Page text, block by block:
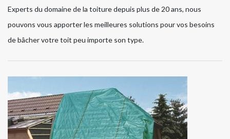
Experts du domaine de la toiture depuis plus de 20 ans, nous
pouvons vous apporter les meilleures solutions pour vos besoins
de bâcher votre toit peu importe son type.